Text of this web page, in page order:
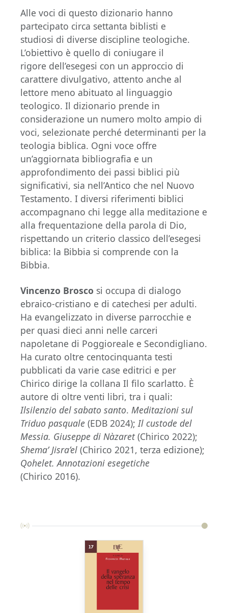
Alle voci di questo dizionario hanno
partecipato circa settanta biblisti e
studiosi di diverse discipline teologiche.
L’obiettivo è quello di coniugare il
rigore dell’esegesi con un approccio di
carattere divulgativo, attento anche al
lettore meno abituato al linguaggio
teologico. Il dizionario prende in
considerazione un numero molto ampio di
voci, selezionate perché determinanti per la
teologia biblica. Ogni voce offre
un’aggiornata bibliografia e un
approfondimento dei passi biblici più
significativi, sia nell’Antico che nel Nuovo
Testamento. I diversi riferimenti biblici
accompagnano chi legge alla meditazione e
alla frequentazione della parola di Dio,
rispettando un criterio classico dell’esegesi
biblica: la Bibbia si comprende con la
Bibbia.
Vincenzo Brosco si occupa di dialogo
ebraico-cristiano e di catechesi per adulti.
Ha evangelizzato in diverse parrocchie e
per quasi dieci anni nelle carceri
napoletane di Poggioreale e Secondigliano.
Ha curato oltre centocinquanta testi
pubblicati da varie case editrici e per
Chirico dirige la collana Il filo scarlatto. È
autore di oltre venti libri, tra i quali:
Ilsilenzio del sabato santo. Meditazioni sul
Triduo pasquale (EDB 2024); Il custode del
Messia. Giuseppe di Nàzaret(Chirico 2022);
Shema’ Jisra’el (Chirico 2021, terza edizione);
Qohelet. Annotazioni esegetiche
(Chirico 2016).